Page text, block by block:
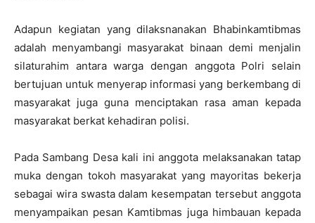
Adapun kegiatan yang dilaksnanakan Bhabinkamtibmas
adalah menyambangi masyarakat binaan demi menjalin
silaturahim antara warga dengan anggota Polri selain
bertujuan untuk menyerap informasi yang berkembang di
masyarakat juga guna menciptakan rasa aman kepada
masyarakat berkat kehadiran polisi.
Pada Sambang Desa kali ini anggota melaksanakan tatap
muka dengan tokoh masyarakat yang mayoritas bekerja
sebagai wira swasta dalam kesempatan tersebut anggota
menyampaikan pesan Kamtibmas juga himbauan kepada